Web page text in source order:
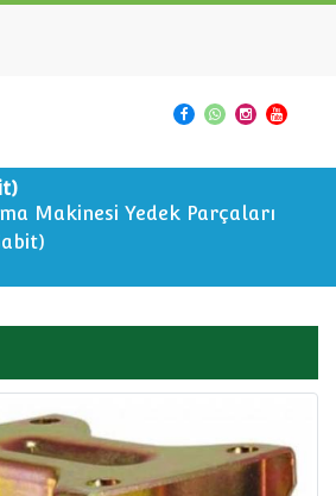
Makinesi Yedek Parçaları
Makinesi Yedek Parçaları
Sabit)